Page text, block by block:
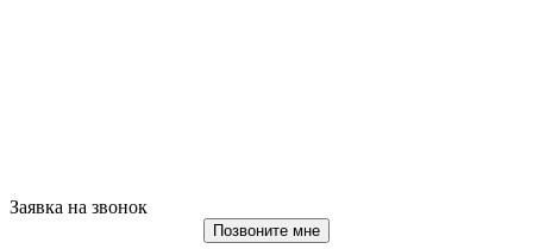
Заявка на звонок
Позвоните мне